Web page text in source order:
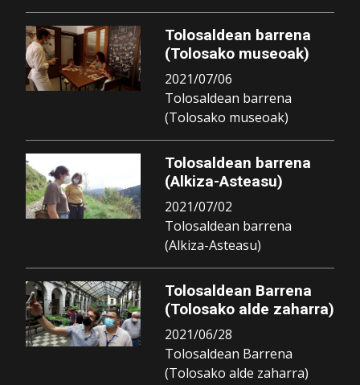
Tolosaldean barrena
(Tolosako museoak)
2021/07/06
Tolosaldean barrena
(Tolosako museoak)
Tolosaldean barrena
(Alkiza-Asteasu)
2021/07/02
Tolosaldean barrena
(Alkiza-Asteasu)
Tolosaldean Barrena
(Tolosako alde zaharra)
2021/06/28
Tolosaldean Barrena
(Tolosako alde zaharra)